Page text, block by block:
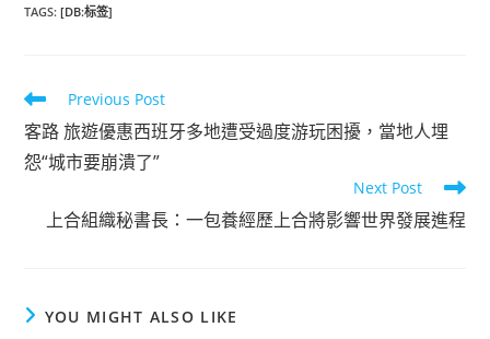
TAGS:[DB:标签]
Read
more
articles
Previous Post
客路 旅遊優惠西班牙多地遭受過度游玩困擾，當地人埋
怨“城市要崩潰了”
Next Post
上合組織秘書長：一包養經歷上合將影響世界發展進程
YOU MIGHT ALSO LIKE